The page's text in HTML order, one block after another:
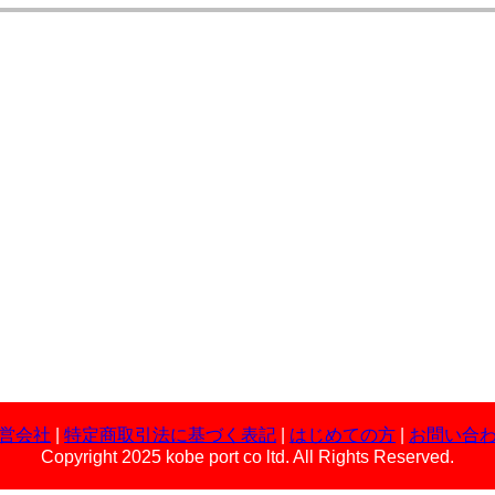
会社
特定商取引法に基づく表記 はじめての方
お問い合
Copyright 2025 kobe port co ltd. All Rights Reserved.